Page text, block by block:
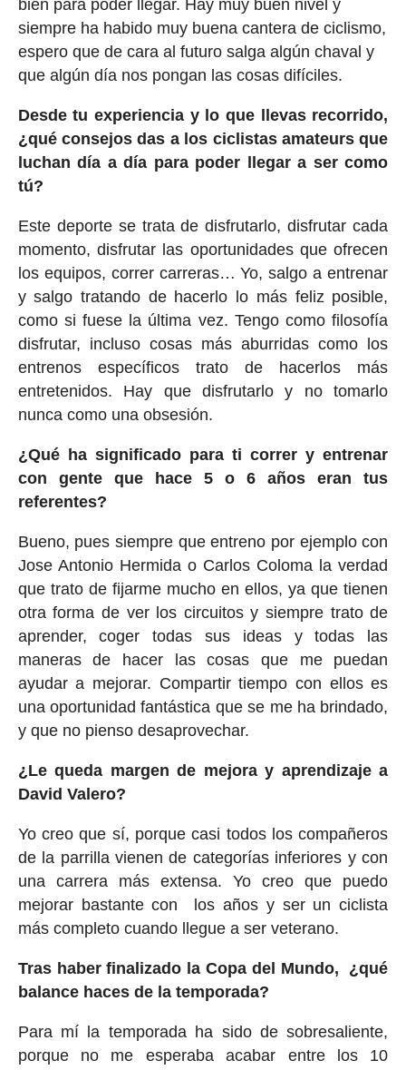
bien para poder llegar. Hay muy buen nivel y
siempre ha habido muy buena cantera de ciclismo,
espero que de cara al futuro salga algún chaval y
que algún día nos pongan las cosas difíciles.
Desde tu experiencia y lo que llevas recorrido,
¿qué consejos das a los ciclistas amateurs que
luchan día a día para poder llegar a ser como
tú?
Este deporte se trata de disfrutarlo, disfrutar cada
momento, disfrutar las oportunidades que ofrecen
los equipos, correr carreras… Yo, salgo a entrenar
y salgo tratando de hacerlo lo más feliz posible,
como si fuese la última vez. Tengo como filosofía
disfrutar, incluso cosas más aburridas como los
entrenos específicos trato de hacerlos más
entretenidos. Hay que disfrutarlo y no tomarlo
nunca como una obsesión.
¿Qué ha significado para ti correr y entrenar
con gente que hace 5 o 6 años eran tus
referentes?
Bueno, pues siempre que entreno por ejemplo con
Jose Antonio Hermida o Carlos Coloma la verdad
que trato de fijarme mucho en ellos, ya que tienen
otra forma de ver los circuitos y siempre trato de
aprender, coger todas sus ideas y todas las
maneras de hacer las cosas que me puedan
ayudar a mejorar. Compartir tiempo con ellos es
una oportunidad fantástica que se me ha brindado,
y que no pienso desaprovechar.
¿Le queda margen de mejora y aprendizaje a
David Valero?
Yo creo que sí, porque casi todos los compañeros
de la parrilla vienen de categorías inferiores y con
una carrera más extensa. Yo creo que puedo
mejorar bastante con los años y ser un ciclista
más completo cuando llegue a ser veterano.
Tras haber finalizado la Copa del Mundo, ¿qué
balance haces de la temporada?
Para mí la temporada ha sido de sobresaliente,
porque no me esperaba acabar entre los 10